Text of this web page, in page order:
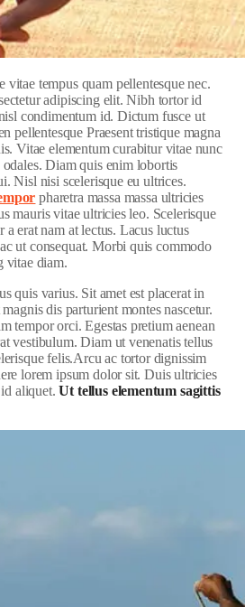
vitae tempus quam pellentesque nec.
adipiscing elit. Nibh tortor id
condimentum id. Dictum fusce ut
pellentesque Praesent tristique magna
Vitae elementum curabitur vitae nunc
Diam quis enim lobortis
Nisl nisi scelerisque eu ultrices.
pharetra massa massa ultricies
mauris vitae ultricies leo. Scelerisque
a erat nam at lectus. Lacus luctus
ut consequat. Morbi quis commodo
vitae diam.
quis varius. Sit amet est placerat in
dis parturient montes nascetur.
tempor orci. Egestas pretium aenean
vestibulum. Diam ut venenatis tellus
felis.Arcu ac tortor dignissim
lorem ipsum dolor sit. Duis ultricies
id aliquet.Ut tellus elementum sagittis